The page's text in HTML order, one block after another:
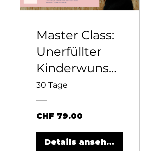
Master Class:
Unerfüllter
Kinderwunsc
h & Stress
30 Tage
CHF 79.00
Details ansehen